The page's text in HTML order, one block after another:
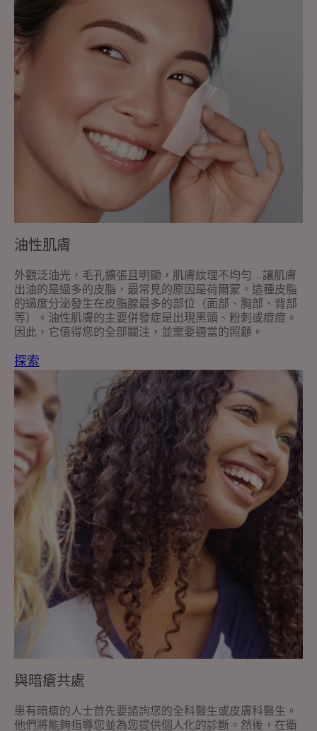
肌
膚
油性肌膚
外觀泛油光，毛孔擴張且明顯，肌膚紋理不均勻...讓肌膚
出油的是過多的皮脂，最常見的原因是荷爾蒙。這種皮脂
的過度分泌發生在皮脂腺最多的部位（面部、胸部、背部
等）。油性肌膚的主要併發症是出現黑頭、粉刺或痘痘。
因此，它值得您的全部關注，並需要適當的照顧。
探索
探
索
與
暗
瘡
共
處
與暗瘡共處
患有暗瘡的人士首先要諮詢您的全科醫生或皮膚科醫生。
他們將能夠指導您並為您提供個人化的診斷。然後，在衛